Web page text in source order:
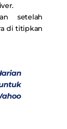
setelah
di titipkan